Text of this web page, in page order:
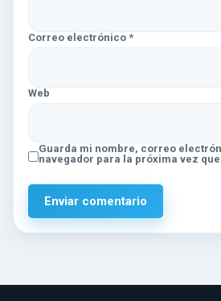
Correo electrónico *
Web
Guarda mi nombre, correo
navegador para la próxima vez